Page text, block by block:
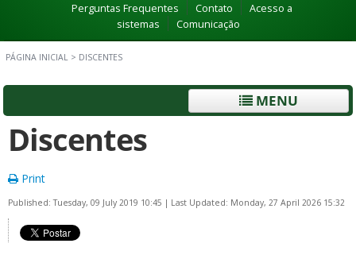
Perguntas Frequentes Contato
Acesso a
sistemas
Comunicação
PÁGINA INICIAL > DISCENTES
MENU
Discentes
Print
Published: Tuesday, 09 July 2019 10:45 | Last Updated: Monday, 27 April 2026 15:32